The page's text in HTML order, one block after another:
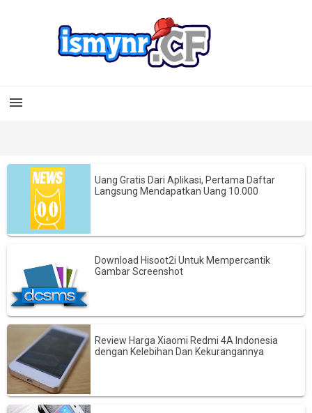

Uang Gratis Dari Aplikasi, Pertama Daftar
Langsung Mendapatkan Uang 10.000
Download Hisoot2i Untuk Mempercantik
Gambar Screenshot
Review Harga Xiaomi Redmi 4A Indonesia
dengan Kelebihan Dan Kekurangannya